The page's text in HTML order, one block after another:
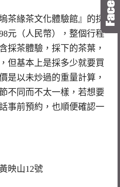
茶緣茶文化體驗館』的採
元（人民幣），整個行程
採茶體驗，採下的茶葉，
但基本上是採多少就要買
是以未炒過的重量計算，
不同而不太一樣，若想要
事前預約，也順便確認一
映山12號